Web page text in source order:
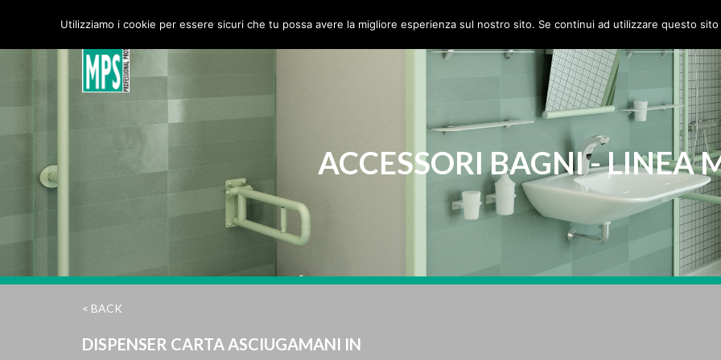
MPS Srl HOME AZIENDA PRODOTTI
ACCESSORI BAGNI - LINEA
DISPENSER CARTA ASCIUGAMANI IN
< BACK
Utilizziamo i cookie per essere sicuri che tu possa avere la migliore esperienza sul nostro sito. Se continui ad utilizzare questo